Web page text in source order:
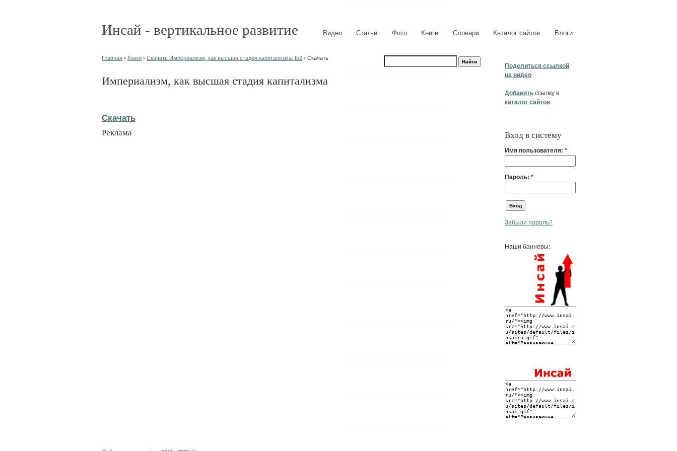
Инсай - вертикальное развитие Видео Статьи Фото Книги Словари Каталог сайтов Блоги
Поделиться ссылкой
на видео
Добавить ссылку в
каталог сайтов
Вход в систему
Имя пользователя: *
Пароль: *
Забыли пароль?
Наши баннеры:
Главная › Книги › Скачать Империализм, как высшая стадия капитализма, fb2 › Скачать
Империализм, как высшая стадия капитализма
Скачать
Реклама